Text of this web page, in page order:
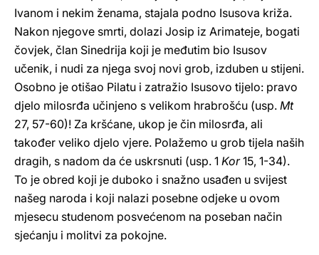
Ivanom i nekim ženama, stajala podno Isusova križa.
Nakon njegove smrti, dolazi Josip iz Arimateje, bogati
čovjek, član Sinedrija koji je međutim bio Isusov
učenik, i nudi za njega svoj novi grob, izduben u stijeni.
Osobno je otišao Pilatu i zatražio Isusovo tijelo: pravo
djelo milosrđa učinjeno s velikom hrabrošću (usp. Mt
27, 57-60)! Za kršćane, ukop je čin milosrđa, ali
također veliko djelo vjere. Polažemo u grob tijela naših
dragih, s nadom da će uskrsnuti (usp. 1 Kor15, 1-34).
To je obred koji je duboko i snažno usađen u svijest
našeg naroda i koji nalazi posebne odjeke u ovom
mjesecu studenom posvećenom na poseban način
sjećanju i molitvi za pokojne.